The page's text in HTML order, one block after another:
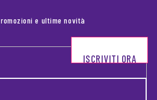
e ultime novità
ISCRIVITI ORA